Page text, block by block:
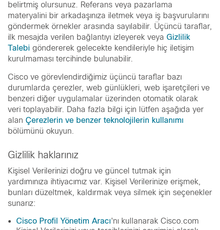
belirtmiş olursunuz. Referans veya pazarlama
materyalini bir arkadaşınıza iletmek veya iş başvurularını
göndermek örnekler arasında sayılabilir. Üçüncü taraflar,
ilk mesajda verilen bağlantıyı izleyerek veya Gizlilik
Talebi göndererek gelecekte kendileriyle hiç iletişim
kurulmaması tercihinde bulunabilir.
Cisco ve görevlendirdiğimiz üçüncü taraflar bazı
durumlarda çerezler, web günlükleri, web işaretçileri ve
benzeri diğer uygulamalar üzerinden otomatik olarak
veri toplayabilir. Daha fazla bilgi için lütfen aşağıda yer
alan Çerezlerin ve benzer teknolojilerin kullanımı
bölümünü okuyun.
Gizlilik haklarınız
Kişisel Verilerinizi doğru ve güncel tutmak için
yardımınıza ihtiyacımız var. Kişisel Verilerinize erişmek,
bunları düzeltmek, kaldırmak veya silmek için seçenekler
sunarız:
Cisco Profil Yönetim Aracı'nı kullanarak Cisco.com